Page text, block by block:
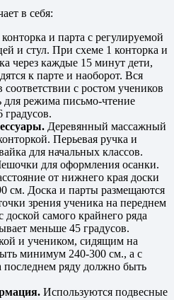
в себя:
конторка и парта с регулируемой
и стул. При схеме 1 конторка и
через каждые 15 минут дети,
к парте и наоборот. Вся
соответствии с ростом учеников
для режима письмо-чтение
градусов.
Деревянный массажный
Перьевая ручка и
для начальных классов.
для оформления осанки.
от нижнего края доски
см. Доска и парты размещаются
зрения ученика на переднем
доской самого крайнего ряда
меньше 45 градусов.
и учеником, сидящим на
минимум 240-300 см., а с
ряду должно быть
Используются подвесные